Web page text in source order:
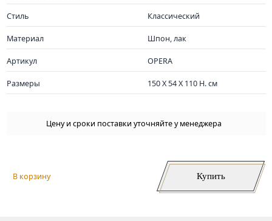
Стиль Классический
Материал Шпон, лак
Артикул OPERA
Размеры 150 X 54 X 110 H. см
Цену и сроки поставки уточняйте у менеджера
В корзину Купить